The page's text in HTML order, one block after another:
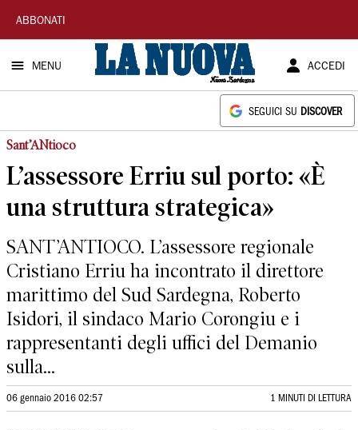
La
Nuova
Sardegna
ABBONATI
MENU ACCEDI
SEGUICI SU DISCOVER
Sant’ANtioco
L’assessore Erriu sul porto: «È
una struttura strategica»
SANT’ANTIOCO. L’assessore regionale
Cristiano Erriu ha incontrato il direttore
marittimo del Sud Sardegna, Roberto
Isidori, il sindaco Mario Corongiu e i
rappresentanti degli uffici del Demanio
sulla...
06 gennaio 2016 02:57 1 MINUTI DI LETTURA